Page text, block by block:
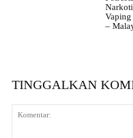
–
TINGGALKAN